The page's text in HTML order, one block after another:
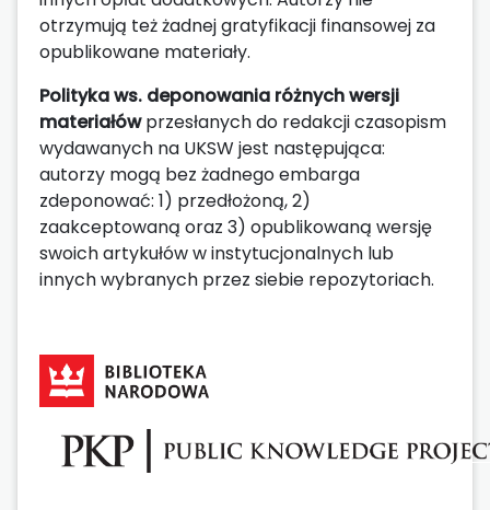
otrzymują też żadnej gratyfikacji finansowej za
opublikowane materiały.
Polityka ws. deponowania różnych wersji
materiałówprzesłanych do redakcji czasopism
wydawanych na UKSW jest następująca:
autorzy mogą bez żadnego embarga
zdeponować: 1) przedłożoną, 2)
zaakceptowaną oraz 3) opublikowaną wersję
swoich artykułów w instytucjonalnych lub
innych wybranych przez siebie repozytoriach.